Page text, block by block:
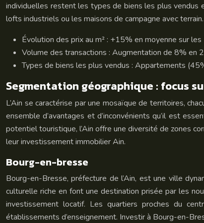
individuelles restent les types de biens les plus vendus
lofts industriels ou les maisons de campagne avec
Évolution des prix au m² : +15% en moyenne sur
Volume des transactions : Augmentation de 8% en
Types de biens les plus vendus : Appartements
Segmentation géographique : focus
L’Ain se caractérise par une mosaïque de territoires,
ensemble d’avantages et d’inconvénients qu’il est
potentiel touristique, l’Ain offre une diversité de zones
leur investissement immobilier Ain.
Bourg-en-bresse
Bourg-en-Bresse, préfecture de l’Ain, est une ville
culturelle riche en font une destination prisée par les
investissement locatif. Les quartiers proches du
établissements d’enseignement. Investir à Bourg-en-